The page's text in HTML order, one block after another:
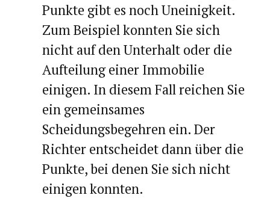
Punkte gibt es noch Uneinigkeit.
Zum Beispiel konnten Sie sich
nicht auf den Unterhalt oder die
Aufteilung einer Immobilie
einigen. In diesem Fall reichen Sie
ein gemeinsames
Scheidungsbegehren ein. Der
Richter entscheidet dann über die
Punkte, bei denen Sie sich nicht
einigen konnten.